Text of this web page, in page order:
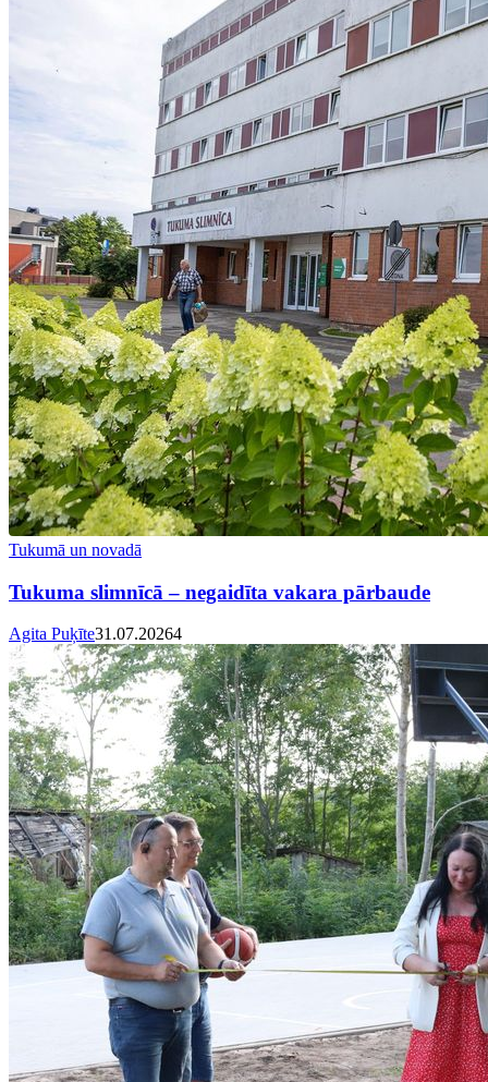
Tukumā un novadā
Tukuma slimnīcā – negaidīta vakara pārbaude
Agita Puķīte31.07.20264